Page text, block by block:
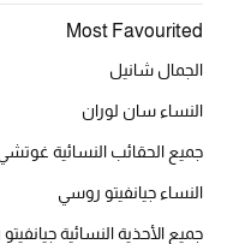
ما وصلنا حديثاً
الموسم الجديد
حصريًا عبر الإنترنت
Most Favourited
الجمال شانيل
النساء سان لوران
جميع الحقائب النسائية
النساء جيانفيتو روسي
جميع الأحذية النسائية